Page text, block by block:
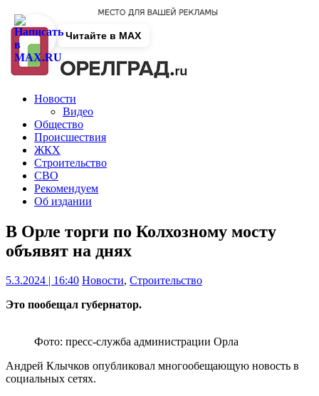
Новости
Видео
Общество
Происшествия
ЖКХ
Строительство
СВО
Рекомендуем
Об издании
В Орле торги по Колхозному мосту
объявят на днях
5.3.2024 | 16:40 Новости, Строительство
Это пообещал губернатор.
Фото: пресс-служба администрации Орла
Андрей Клычков опубликовал многообещающую новость в
социальных сетях.
Читайте в MAX